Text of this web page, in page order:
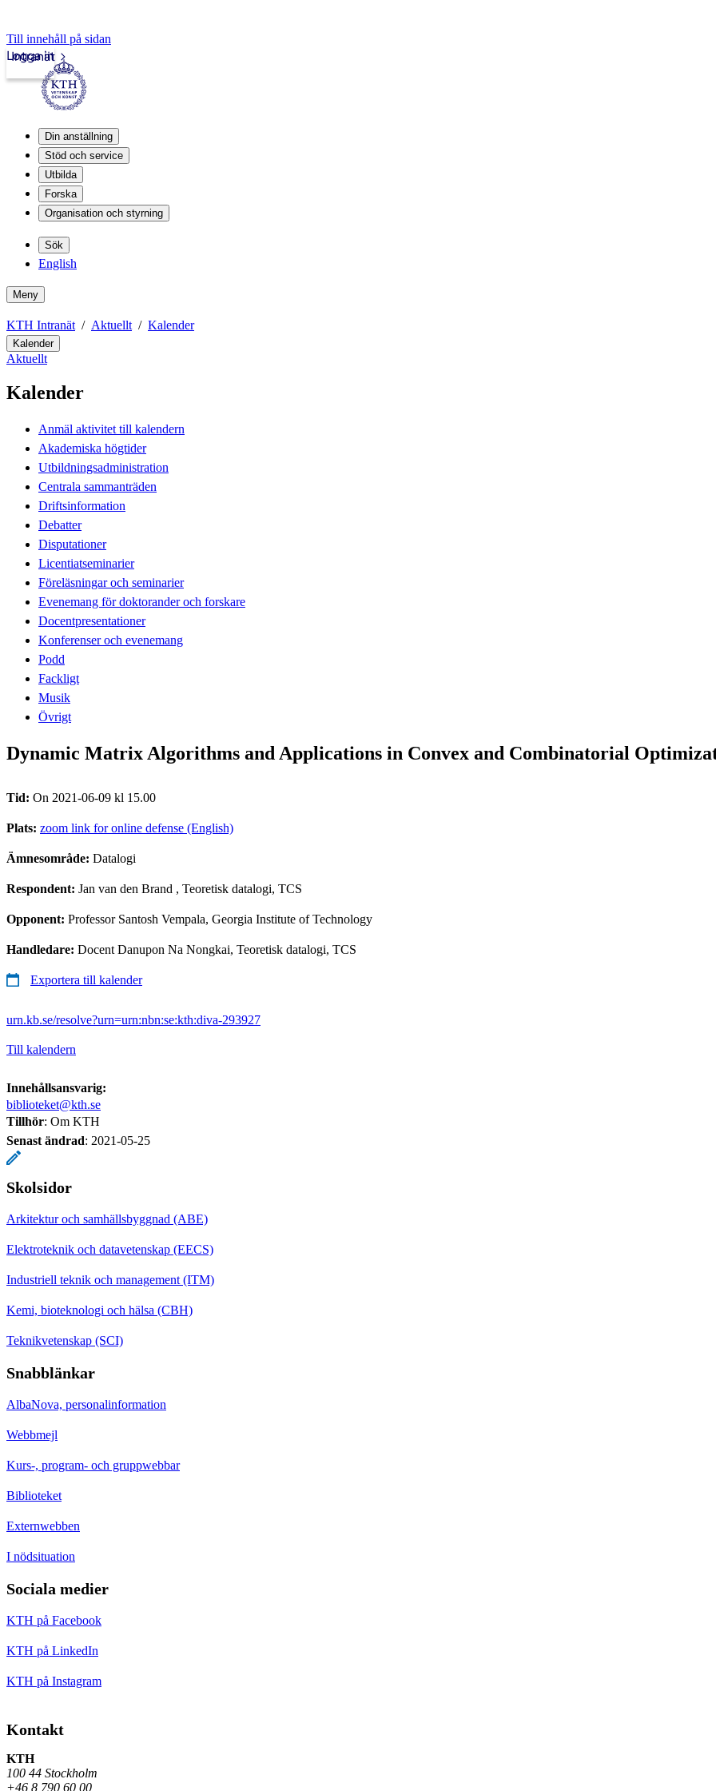
Till innehåll på sidan
Intranät
Logga in
Din anställning
Stöd och service
Utbilda
Forska
Organisation och styrning
Sök
English
Meny
KTH Intranät Aktuellt Kalender
Kalender
Aktuellt
Kalender
Anmäl aktivitet till kalendern
Akademiska högtider
Utbildningsadministration
Centrala sammanträden
Driftsinformation
Debatter
Disputationer
Licentiatseminarier
Föreläsningar och seminarier
Evenemang för doktorander och forskare
Docentpresentationer
Konferenser och evenemang
Podd
Fackligt
Musik
Övrigt
Dynamic Matrix Algorithms and Applications in Convex and Combinatorial
Tid: On 2021-06-09 kl 15.00
Plats: zoom link for online defense (English)
Ämnesområde: Datalogi
Respondent: Jan van den Brand , Teoretisk datalogi, TCS
Opponent: Professor Santosh Vempala, Georgia Institute of Technology
Handledare: Docent Danupon Na Nongkai, Teoretisk datalogi, TCS
Exportera till kalender
urn.kb.se/resolve?urn=urn:nbn:se:kth:diva-293927
Till kalendern
Innehållsansvarig:
biblioteket@kth.se
Tillhör: Om KTH
Senast ändrad: 2021-05-25
Skolsidor
Arkitektur och samhällsbyggnad (ABE)
Elektroteknik och datavetenskap (EECS)
Industriell teknik och management (ITM)
Kemi, bioteknologi och hälsa (CBH)
Teknikvetenskap (SCI)
Snabblänkar
AlbaNova, personalinformation
Webbmejl
Kurs-, program- och gruppwebbar
Biblioteket
Externwebben
I nödsituation
Sociala medier
KTH på Facebook
KTH på LinkedIn
KTH på Instagram
Kontakt
KTH
100 44 Stockholm
+46 8 790 60 00